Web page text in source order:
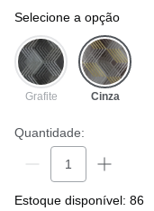
selecione a opção
Grafite Cinza
Quantidade:
Estoque disponível: 86